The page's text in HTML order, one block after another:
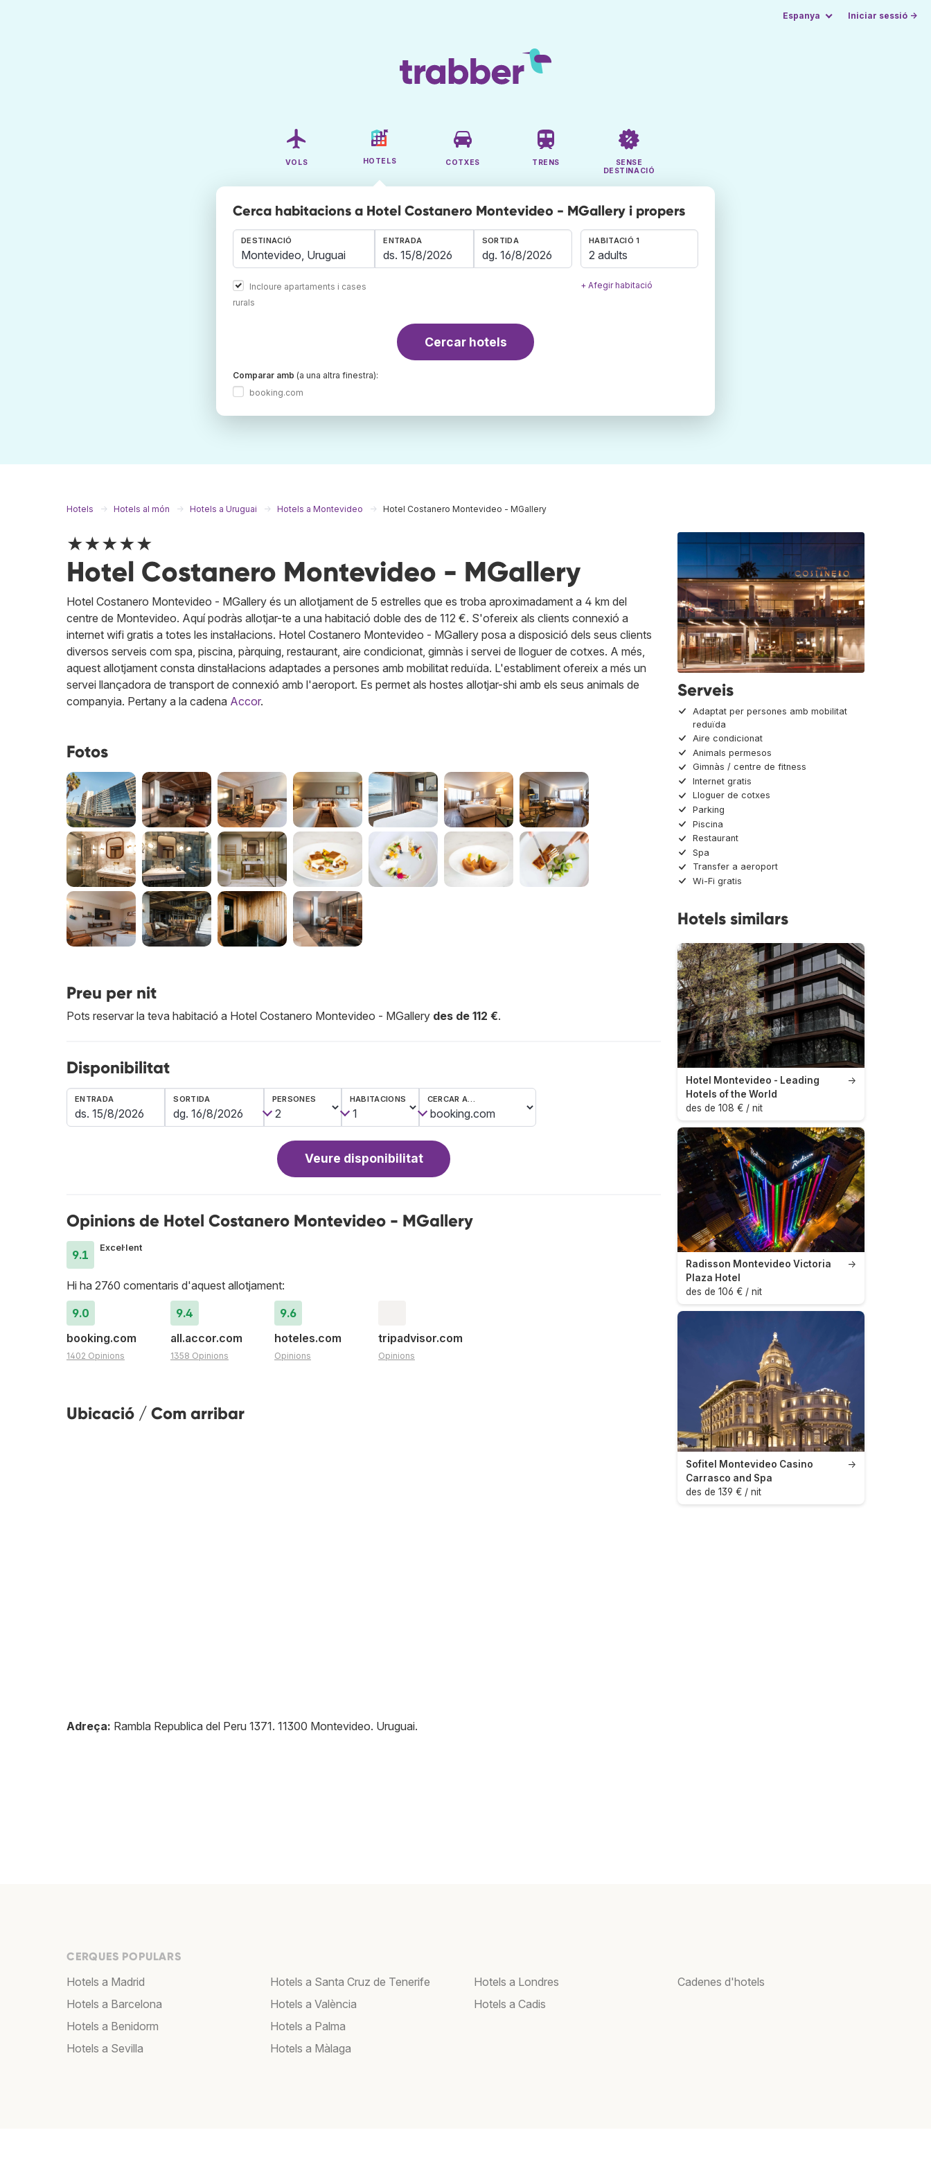
Espanya Iniciar sessió →
VOLS HOTELS COTXES TRENS
SENSE
DESTINACIÓ
Cerca habitacions a Hotel Costanero Montevideo - MGallery i propers
DESTINACIÓ
Incloure apartaments i cases
rurals
ENTRADA SORTIDA HABITACIÓ 1
2 adults
+ Afegir habitació
Cercar hotels
Comparar amb (a una altra finestra):
booking.com
Hotels Hotels al món Hotels a Uruguai Hotels a Montevideo Hotel Costanero Montevideo - MGallery
★★★★★
Hotel Costanero Montevideo - MGallery
Hotel Costanero Montevideo - MGallery és un allotjament de 5 estrelles que es troba aproximadament a 4 km del
centre de Montevideo. Aquí podràs allotjar-te a una habitació doble des de 112 €. S'ofereix als clients connexió a
internet wifi gratis a totes les instal·lacions. Hotel Costanero Montevideo - MGallery posa a disposició dels seus clients
diversos serveis com spa, piscina, pàrquing, restaurant, aire condicionat, gimnàs i servei de lloguer de cotxes. A més,
aquest allotjament consta dinstal·lacions adaptades a persones amb mobilitat reduïda. L'establiment ofereix a més un
servei llançadora de transport de connexió amb l'aeroport. Es permet als hostes allotjar-shi amb els seus animals de
companyia. Pertany a la cadena Accor.
Fotos
Preu per nit
Pots reservar la teva habitació a Hotel Costanero Montevideo - MGallery des de 112 €.
Disponibilitat
ENTRADA SORTIDA PERSONES HABITACIONS CERCAR A…
Veure disponibilitat
Opinions de Hotel Costanero Montevideo - MGallery
9.1
Excel·lent
Hi ha 2760 comentaris d'aquest allotjament:
9.0
booking.com
1402 Opinions
9.4
all.accor.com
1358 Opinions
9.6
hoteles.com
Opinions
tripadvisor.com
Opinions
Ubicació / Com arribar
Adreça: Rambla Republica del Peru 1371. 11300 Montevideo. Uruguai.
Serveis
Adaptat per persones amb mobilitat
reduïda
Aire condicionat
Animals permesos
Gimnàs / centre de fitness
Internet gratis
Lloguer de cotxes
Parking
Piscina
Restaurant
Spa
Transfer a aeroport
Wi-Fi gratis
Hotels similars
→
Hotel Montevideo - Leading
Hotels of the World
des de 108 € / nit
→
Radisson Montevideo Victoria
Plaza Hotel
des de 106 € / nit
→
Sofitel Montevideo Casino
Carrasco and Spa
des de 139 € / nit
CERQUES POPULARS
Hotels a Madrid
Hotels a Barcelona
Hotels a Benidorm
Hotels a Sevilla
Hotels a Santa Cruz de Tenerife
Hotels a València
Hotels a Palma
Hotels a Màlaga
Hotels a Londres
Hotels a Cadis
Cadenes d'hotels